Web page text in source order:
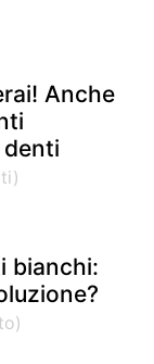
Anche
bianchi: